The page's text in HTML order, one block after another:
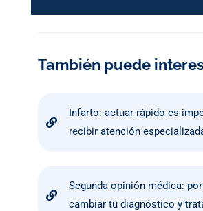
También puede
Infarto: actuar rápido es
recibir atención
Segunda opinión médica:
cambiar tu diagnóstico y